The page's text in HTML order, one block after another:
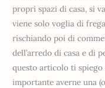
propri spazi di casa, si
viene solo voglia di
rischiando poi di
dell’arredo di casa e di
questo articolo ti spiego
importante averne una